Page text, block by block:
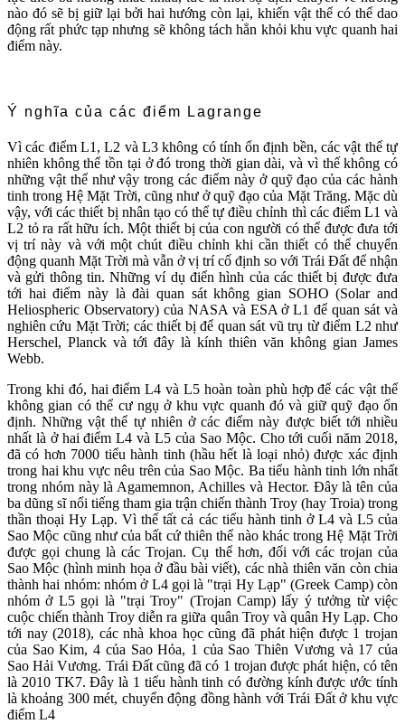
nào đó sẽ bị giữ lại bởi hai hướng còn lại, khiến vật thể có thể dao
động rất phức tạp nhưng sẽ không tách hẳn khỏi khu vực quanh hai
điểm này.
Ý nghĩa của các điểm Lagrange
Vì các điểm L1, L2 và L3 không có tính ổn định bền, các vật thể tự
nhiên không thể tồn tại ở đó trong thời gian dài, và vì thế không có
những vật thể như vậy trong các điểm này ở quỹ đạo của các hành
tinh trong Hệ Mặt Trời, cũng như ở quỹ đạo của Mặt Trăng. Mặc dù
vậy, với các thiết bị nhân tạo có thể tự điều chỉnh thì các điểm L1 và
L2 tỏ ra rất hữu ích. Một thiết bị của con người có thể được đưa tới
vị trí này và với một chút điều chỉnh khi cần thiết có thể chuyển
động quanh Mặt Trời mà vẫn ở vị trí cố định so với Trái Đất để nhận
và gửi thông tin. Những ví dụ điển hình của các thiết bị được đưa
tới hai điểm này là đài quan sát không gian SOHO (Solar and
Heliospheric Observatory) của NASA và ESA ở L1 để quan sát và
nghiên cứu Mặt Trời; các thiết bị để quan sát vũ trụ từ điểm L2 như
Herschel, Planck và tới đây là kính thiên văn không gian James
Webb.
Trong khi đó, hai điểm L4 và L5 hoàn toàn phù hợp để các vật thể
không gian có thể cư ngụ ở khu vực quanh đó và giữ quỹ đạo ổn
định. Những vật thể tự nhiên ở các điểm này được biết tới nhiều
nhất là ở hai điểm L4 và L5 của Sao Mộc. Cho tới cuối năm 2018,
đã có hơn 7000 tiểu hành tinh (hầu hết là loại nhỏ) được xác định
trong hai khu vực nêu trên của Sao Mộc. Ba tiểu hành tinh lớn nhất
trong nhóm này là Agamemnon, Achilles và Hector. Đây là tên của
ba dũng sĩ nổi tiếng tham gia trận chiến thành Troy (hay Troia) trong
thần thoại Hy Lạp. Vì thế tất cả các tiểu hành tinh ở L4 và L5 của
Sao Mộc cũng như của bất cứ thiên thể nào khác trong Hệ Mặt Trời
được gọi chung là các Trojan. Cụ thể hơn, đối với các trojan của
Sao Mộc (hình minh họa ở đầu bài viết), các nhà thiên văn còn chia
thành hai nhóm: nhóm ở L4 gọi là "trại Hy Lạp" (Greek Camp) còn
nhóm ở L5 gọi là "trại Troy" (Trojan Camp) lấy ý tưởng từ việc
cuộc chiến thành Troy diễn ra giữa quân Troy và quân Hy Lạp. Cho
tới nay (2018), các nhà khoa học cũng đã phát hiện được 1 trojan
của Sao Kim, 4 của Sao Hỏa, 1 của Sao Thiên Vương và 17 của
Sao Hải Vương. Trái Đất cũng đã có 1 trojan được phát hiện, có tên
là 2010 TK7. Đây là 1 tiểu hành tinh có đường kính được ước tính
là khoảng 300 mét, chuyển động đồng hành với Trái Đất ở khu vực
điểm L4